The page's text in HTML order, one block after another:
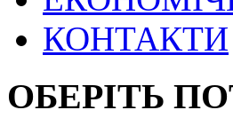
КОНТАКТИ
ОБЕРІТЬ